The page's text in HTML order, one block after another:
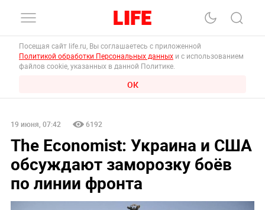
Посещая сайт life.ru, Вы соглашаетесь с приложенной
Политикой обработки Персональных данных и с использованием
файлов cookie, указанных в данной Политике.
ОК
19 июня, 07:42 6192
The Economist: Украина и США
обсуждают заморозку боёв
по линии фронта